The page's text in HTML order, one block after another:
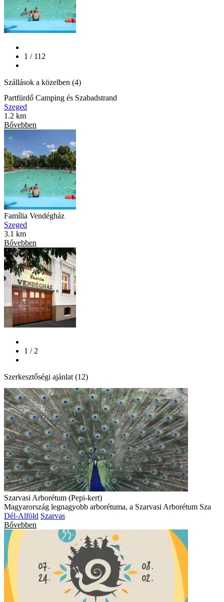
1 / 112
Szállások a közelben (4)
Partfürdő Camping és Szabadstrand
Szeged
1.2 km
Bővebben
Família Vendégház
Szeged
3.1 km
Bővebben
1 / 2
Szerkesztőségi ajánlat (12)
Szarvasi Arborétum (Pepi-kert)
Magyarország legnagyobb arborétuma, a Szarvasi Arborétum Sza
Dél-Alföld Szarvas
Bővebben